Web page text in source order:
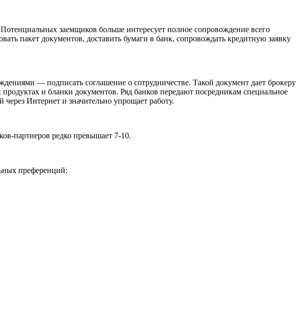
заемщиков больше интересует полное сопровождение всего
пакет документов, доставить бумаги в банк, сопровождать кредитную заявку
— подписать соглашение о сотрудничестве. Такой документ дает брокеру
и бланки документов. Ряд банков передают посредникам специальное
Интернет и значительно упрощает работу.
партнеров редко превышает 7-10.
преференций: